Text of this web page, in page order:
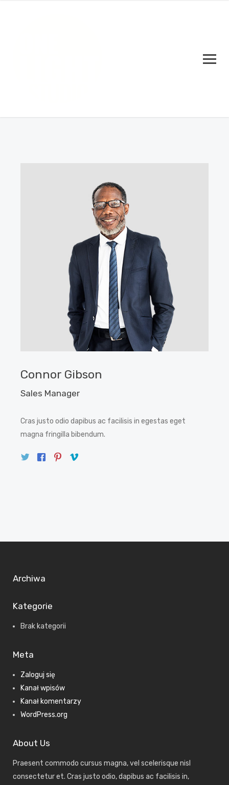
Connor Gibson
Sales Manager
Cras justo odio dapibus ac facilisis in egestas eget
magna fringilla bibendum.
Archiwa
Kategorie
Brak kategorii
Meta
Zaloguj się
Kanał wpisów
Kanał komentarzy
WordPress.org
About Us
Praesent commodo cursus magna, vel scelerisque nisl
consectetur et. Cras justo odio, dapibus ac facilisis in,